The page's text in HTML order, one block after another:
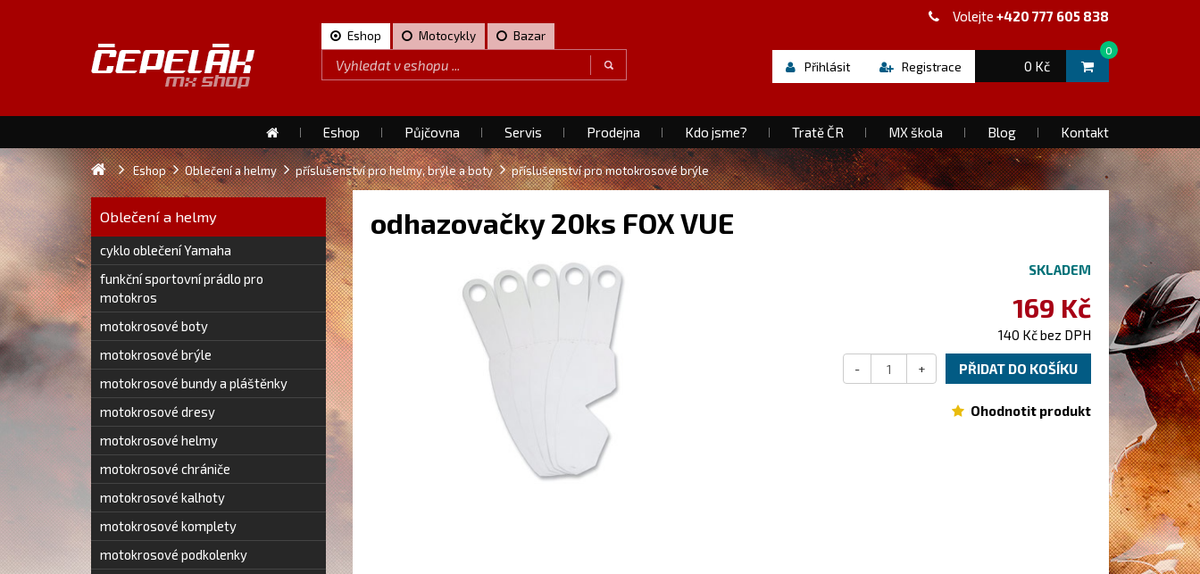
Volejte +420 777 605 838
Eshop Motocykly Bazar
0 Kč
0
Přihlásit Registrace
Eshop Půjčovna Servis Prodejna Kdo jsme? Tratě ČR MX škola Blog Kontakt
Eshop Oblečení a helmy příslušenství pro helmy, brýle a boty příslušenství pro motokrosové brýle
Oblečení a helmy
cyklo oblečení Yamaha
funkční sportovní prádlo pro
motokros
motokrosové boty
motokrosové brýle
motokrosové bundy a pláštěnky
motokrosové dresy
motokrosové helmy
motokrosové chrániče
motokrosové kalhoty
motokrosové komplety
motokrosové podkolenky
odhazovačky 20ks FOX VUE
SKLADEM
169 Kč
140 Kč bez DPH
PŘIDAT DO KOŠÍKU
- +
Ohodnotit produkt